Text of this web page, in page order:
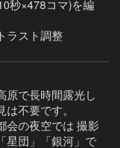
秒×478コマ)を編
ラスト調整
原で長時間露光し
不要です。
会の夜空では 撮影
星団」「銀河」で